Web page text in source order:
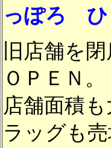
っぽろ ひ
旧店舗を
ＯＰＥＮ。
店舗面積
ラッグも